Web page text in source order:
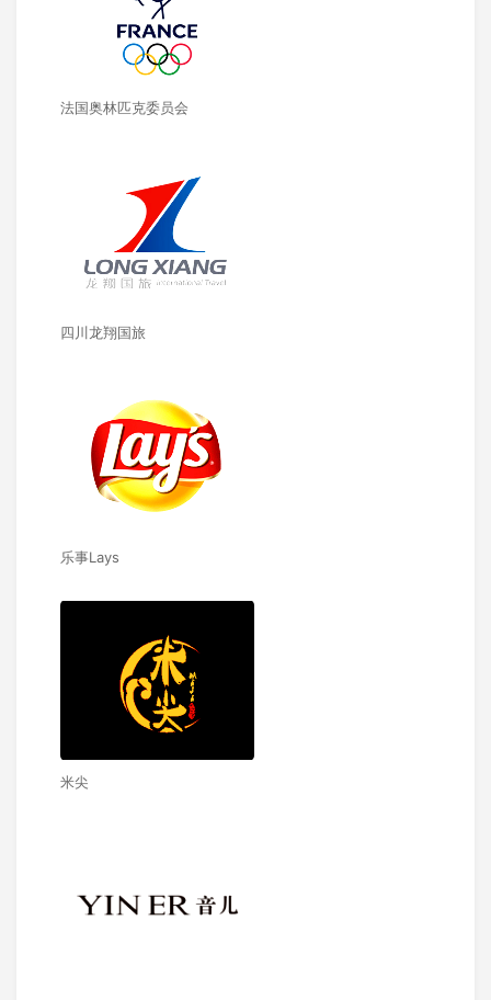
法国奥林匹克委员会
四川龙翔国旅
乐事Lays
米尖